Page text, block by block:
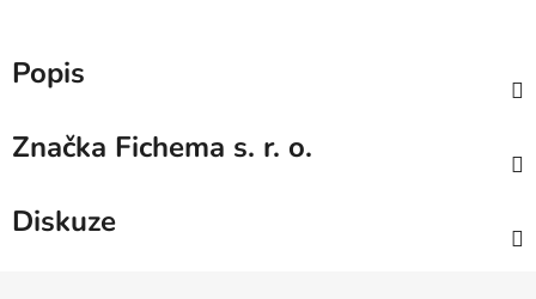
Popis
Značka Fichema s. r. o.
Diskuze